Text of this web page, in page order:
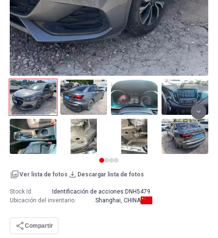
Ver lista de fotos Descargar lista de fotos
Stock Id: Identificación de acciones: DNH5479
Ubicación del inventario: Shanghai, CHINA
Compartir